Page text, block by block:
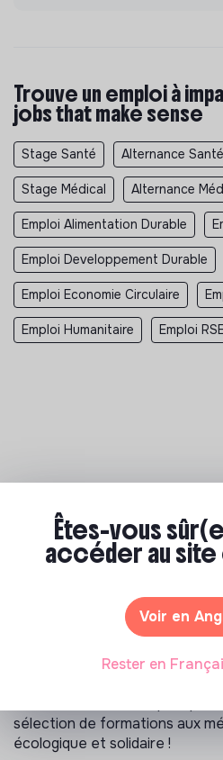
Trouve un emploi à
jobs that make sense
Stage Santé Alternance Santé
Stage Médical Alternance
Emploi Alimentation Durable
Emploi Developpement Durable
Emploi Economie Circulaire
Emploi Humanitaire Emploi
Les entreprises à impact positif
Simon de Cyrène recrutement >
AIDE SOIGNANT(E) H/F -SAD
Handicap - 09/03/2026
sélection de formations aux
écologique et solidaire !
Êtes-vous
accéder au site
Voir en
Rester en